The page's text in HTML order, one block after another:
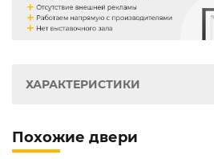
ХАРАКТЕРИСТИКИ
Похожие двери